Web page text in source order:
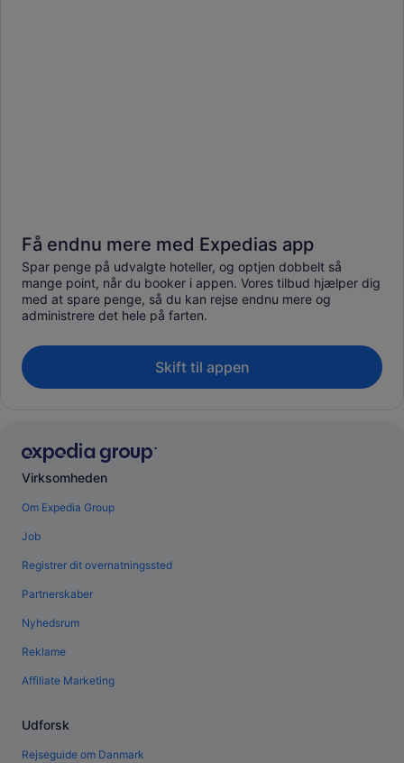
Få endnu mere med Expedias app
Spar penge på udvalgte hoteller, og optjen dobbelt så
mange point, når du booker i appen. Vores tilbud hjælper dig
med at spare penge, så du kan rejse endnu mere og
administrere det hele på farten.
Skift til appen
Virksomheden
Om Expedia Group
Job
Registrer dit overnatningssted
Partnerskaber
Nyhedsrum
Reklame
Affiliate Marketing
Udforsk
Rejseguide om Danmark